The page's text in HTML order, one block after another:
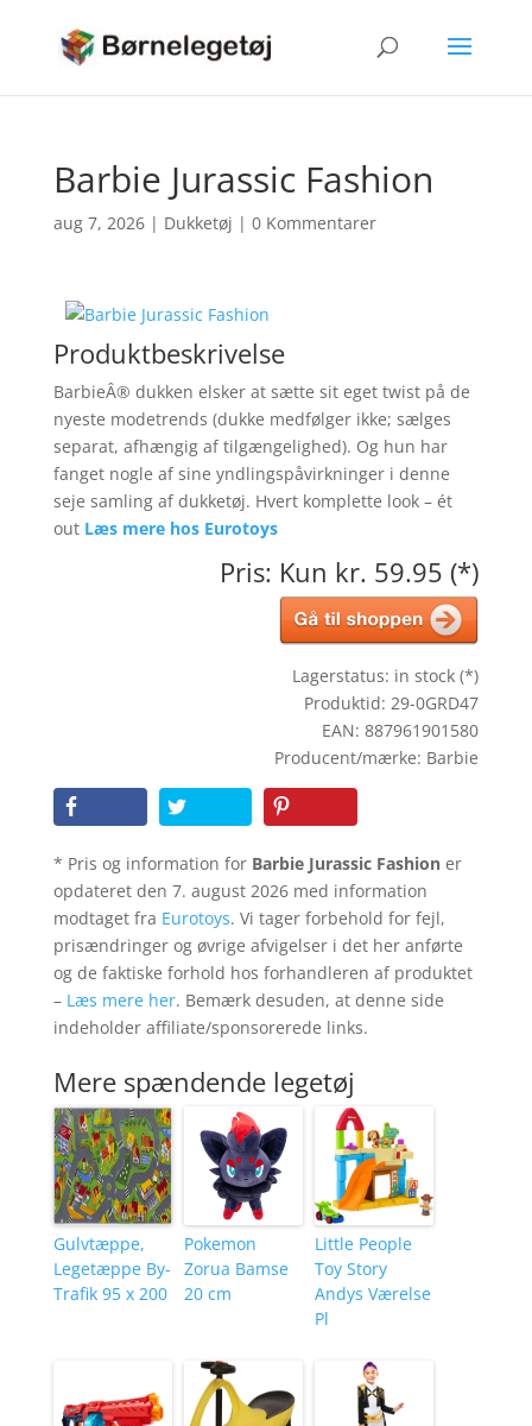
Barbie Jurassic Fashion
aug 7, 2026| Dukketøj | 0 Kommentarer
Produktbeskrivelse
BarbieÂ® dukken elsker at sætte sit eget twist på de
nyeste modetrends (dukke medfølger ikke; sælges
separat, afhængig af tilgængelighed). Og hun har
fanget nogle af sine yndlingspåvirkninger i denne
seje samling af dukketøj. Hvert komplette look – ét
out Læs mere hos Eurotoys
Pris: Kun kr. 59.95 (*)
Lagerstatus: in stock (*)
Produktid: 29-0GRD47
EAN: 887961901580
Producent/mærke: Barbie
* Pris og information for Barbie Jurassic Fashioner
opdateret den 7. august 2026 med information
modtaget fra Eurotoys. Vi tager forbehold for fejl,
prisændringer og øvrige afvigelser i det her anførte
og de faktiske forhold hos forhandleren af produktet
– Læs mere her. Bemærk desuden, at denne side
indeholder affiliate/sponsorerede links.
Mere spændende legetøj
Gulvtæppe,
Legetæppe By-
Trafik 95 x 200
Pokemon
Zorua Bamse
20 cm
Little People
Toy Story
Andys Værelse
Pl